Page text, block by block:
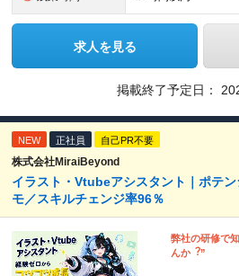
求人を見る
掲載終了予定日：
NEW 正社員 自己PR不要
株式会社MiraiBeyond
イラスト・Vtubeアシスタント｜ポテ
モ／スキルチェンジ率96％
弊社の研修で
んか︖”